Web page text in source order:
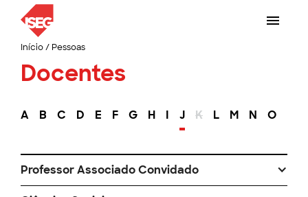
Início/ Pessoas
Docentes
A B C D E F G H I J K L M N O
Professor Associado Convidado